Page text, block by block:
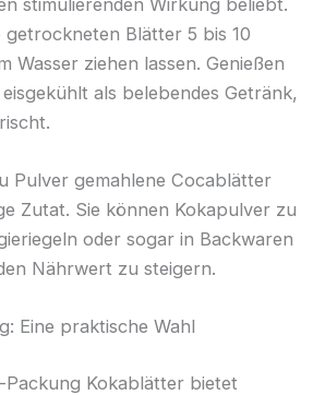
getrockneten Blätter 5 bis 10
Wasser ziehen lassen. Genießen
als belebendes Getränk,
Pulver gemahlene Cocablätter
Zutat. Sie können Kokapulver zu
oder sogar in Backwaren
Nährwert zu steigern.
Eine praktische Wahl
Packung Kokablätter bietet